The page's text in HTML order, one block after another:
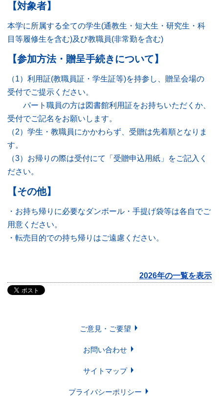
【対象者】
本学に所属する全ての学生(通教生・短大生・研究生・科
目等履修生を含む)及び教職員(非常勤を含む)
【参加方法・贈呈手続きについて】
（1）利用証(教職員証・学生証等)を持参し、贈呈会場の
受付でご提示ください。
パート職員の方は図書館利用証をお持ちいただくか、
受付でご記名をお願いします。
（2）学生・教職員にかかわらず、受贈は先着順となりま
す。
（3）お帰りの際は受付にて「受贈申込用紙」をご記入く
ださい。
【その他】
・お持ち帰りに必要なダンボール・手提げ袋等は各自でご
用意ください。
・転売目的での持ち帰りはご遠慮ください。
2026年の一覧を表示
ご意見・ご要望
お問い合わせ
サイトマップ
プライバシーポリシー